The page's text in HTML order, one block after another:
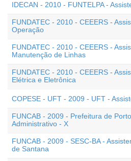
IDECAN - 2010 - FUNTELPA -
FUNDATEC - 2010 - CEEERS -
Operação
FUNDATEC - 2010 - CEEERS -
Manutenção de Linhas
FUNDATEC - 2010 - CEEERS -
Elétrica e Eletrônica
COPESE - UFT - 2009 - UFT -
FUNCAB - 2009 - Prefeitura de
Administrativo - X
FUNCAB - 2009 - SESC-BA -
de Santana